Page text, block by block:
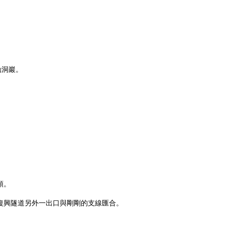
巖。
隧道另外一出口與剛剛的支線匯合。